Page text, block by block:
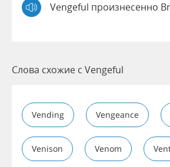
Vengeful произнесенно
Слова схожие с Vengeful
Vending Vengeance
Venison Venom